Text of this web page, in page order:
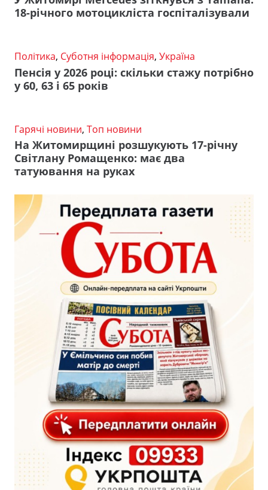
18-річного мотоцикліста госпіталізували
Політика, Суботня інформація, Україна
Пенсія у 2026 році: скільки стажу потрібно
у 60, 63 і 65 років
Гарячі новини, Топ новини
На Житомирщині розшукують 17-річну
Світлану Ромащенко: має два
татуювання на руках